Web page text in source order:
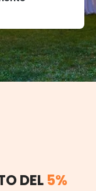
DEL 5%